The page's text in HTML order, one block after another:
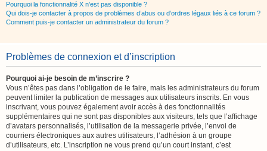
Pourquoi la fonctionnalité X n’est pas disponible ?
Qui dois-je contacter à propos de problèmes d’abus ou d’ordres légaux liés à ce forum ?
Comment puis-je contacter un administrateur du forum ?
Problèmes de connexion et d’inscription
Pourquoi ai-je besoin de m’inscrire ?
Vous n’êtes pas dans l’obligation de le faire, mais les administrateurs du forum
peuvent limiter la publication de messages aux utilisateurs inscrits. En vous
inscrivant, vous pouvez également avoir accès à des fonctionnalités
supplémentaires qui ne sont pas disponibles aux visiteurs, tels que l’affichage
d’avatars personnalisés, l’utilisation de la messagerie privée, l’envoi de
courriers électroniques aux autres utilisateurs, l’adhésion à un groupe
d’utilisateurs, etc. L’inscription ne vous prend qu’un court instant, c’est